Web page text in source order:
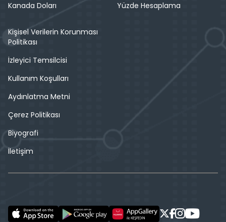
Kanada Doları
Yüzde Hesaplama
Kişisel Verilerin Korunması
Politikası
İzleyici Temsilcisi
Kullanım Koşulları
Aydınlatma Metni
Çerez Politikası
Biyografi
İletişim